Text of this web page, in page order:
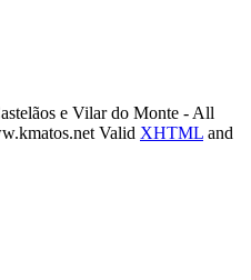
e Vilar do Monte - All
Valid XHTML and